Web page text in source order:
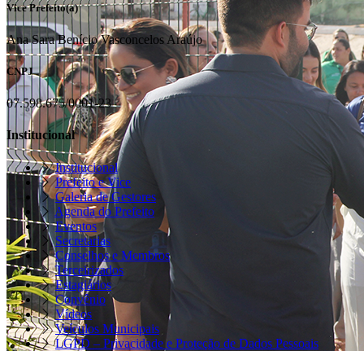
Vice Prefeito(a)
Ana Sara Benício Vasconcelos Araújo
CNPJ
07.598.675/0001-23
Institucional
Institucional
Prefeito e Vice
Galeria de Gestores
Agenda do Prefeito
Eventos
Secretarias
Conselhos e Membros
Terceirizados
Estagiários
Convênio
Vídeos
Veículos Municipais
LGPD – Privacidade e Proteção de Dados Pessoais